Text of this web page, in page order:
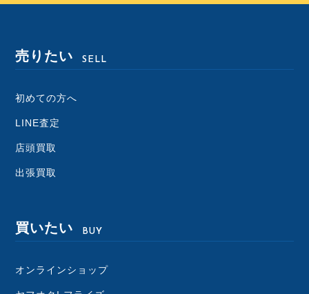
売りたい SELL
初めての方へ
LINE査定
店頭買取
出張買取
買いたい BUY
オンラインショップ